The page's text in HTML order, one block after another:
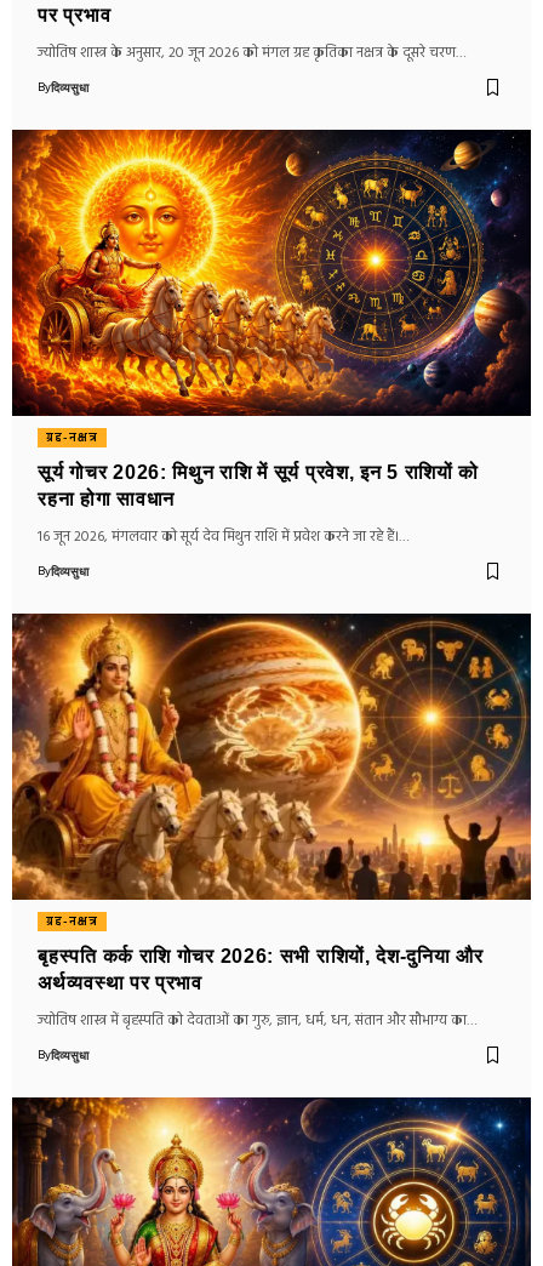
पर प्रभाव
ज्योतिष शास्त्र के अनुसार, 20 जून 2026 को मंगल ग्रह कृतिका नक्षत्र के दूसरे चरण…
Byदिव्यसुधा
ग्रह-नक्षत्र
सूर्य गोचर 2026: मिथुन राशि में सूर्य प्रवेश, इन 5 राशियों को
रहना होगा सावधान
16 जून 2026, मंगलवार को सूर्य देव मिथुन राशि में प्रवेश करने जा रहे हैं।…
Byदिव्यसुधा
ग्रह-नक्षत्र
बृहस्पति कर्क राशि गोचर 2026: सभी राशियों, देश-दुनिया और
अर्थव्यवस्था पर प्रभाव
ज्योतिष शास्त्र में बृहस्पति को देवताओं का गुरु, ज्ञान, धर्म, धन, संतान और सौभाग्य का…
Byदिव्यसुधा